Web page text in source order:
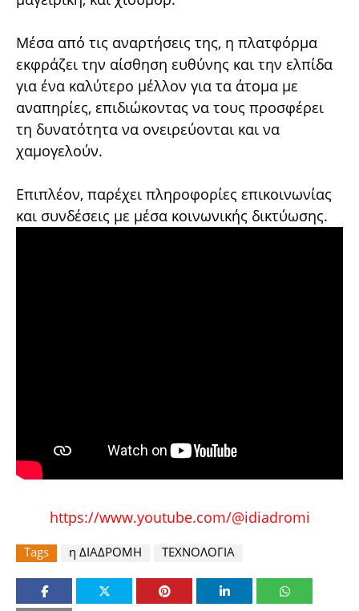
Μέσα από τις αναρτήσεις της, η πλατφόρμα
εκφράζει την αίσθηση ευθύνης και την ελπίδα
για ένα καλύτερο μέλλον για τα άτομα με
αναπηρίες, επιδιώκοντας να τους προσφέρει
τη δυνατότητα να ονειρεύονται και να
χαμογελούν.
Επιπλέον, παρέχει πληροφορίες επικοινωνίας
και συνδέσεις με μέσα κοινωνικής δικτύωσης.
https://www.youtube.com/@idiadromi
Tags η ΔΙΑΔΡΟΜΗ ΤΕΧΝΟΛΟΓΙΑ